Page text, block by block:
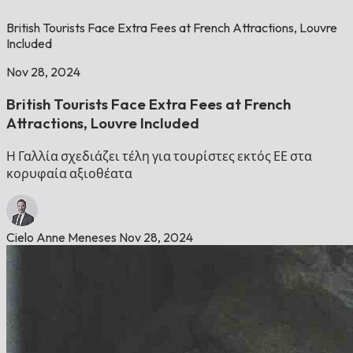
British Tourists Face Extra Fees at French Attractions, Louvre
Included
Nov 28, 2024
British Tourists Face Extra Fees at French
Attractions, Louvre Included
Η Γαλλία σχεδιάζει τέλη για τουρίστες εκτός ΕΕ στα
κορυφαία αξιοθέατα
Cielo Anne Meneses Nov 28, 2024